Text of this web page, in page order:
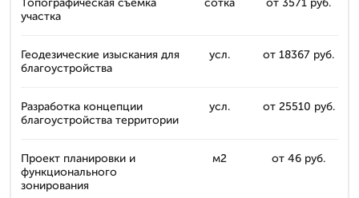
Топографическая съемка
участка
сотка от 3571 руб.
Геодезические изыскания для
благоустройства
усл. от 18367 руб.
Разработка концепции
благоустройства территории
усл. от 25510 руб.
Проект планировки и
функционального
зонирования
м2 от 46 руб.